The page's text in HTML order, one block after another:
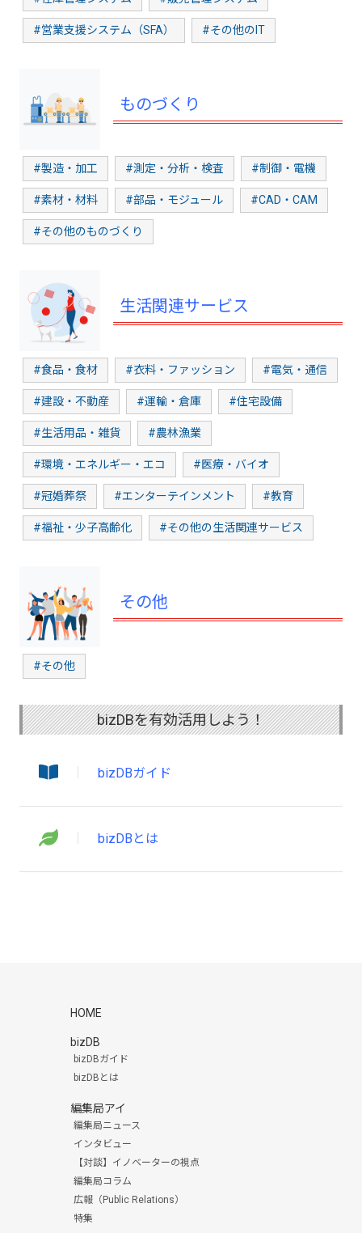
#営業支援システム（SFA） #その他のIT
ものづくり
#製造・加工 #測定・分析・検査 #制御・電機
#素材・材料 #部品・モジュール #CAD・CAM
#その他のものづくり
生活関連サービス
#食品・食材 #衣料・ファッション #電気・通信
#建設・不動産 #運輸・倉庫 #住宅設備
#生活用品・雑貨 #農林漁業
#環境・エネルギー・エコ #医療・バイオ
#冠婚葬祭 #エンターテインメント #教育
#福祉・少子高齢化 #その他の生活関連サービス
その他
#その他
bizDBを有効活用しよう！
bizDBガイド
bizDBとは
HOME
bizDB
bizDBガイド
bizDBとは
編集局アイ
編集局ニュース
インタビュー
【対談】イノベーターの視点
編集局コラム
広報（Public Relations）
特集